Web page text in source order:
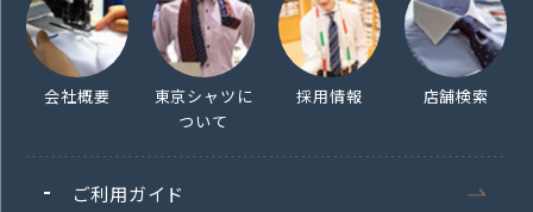
会社概要
東京シャツに
ついて
採用情報 店舗検索
ご利用ガイド